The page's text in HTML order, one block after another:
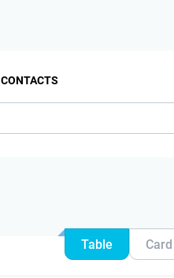
CONTACTS
Table Card